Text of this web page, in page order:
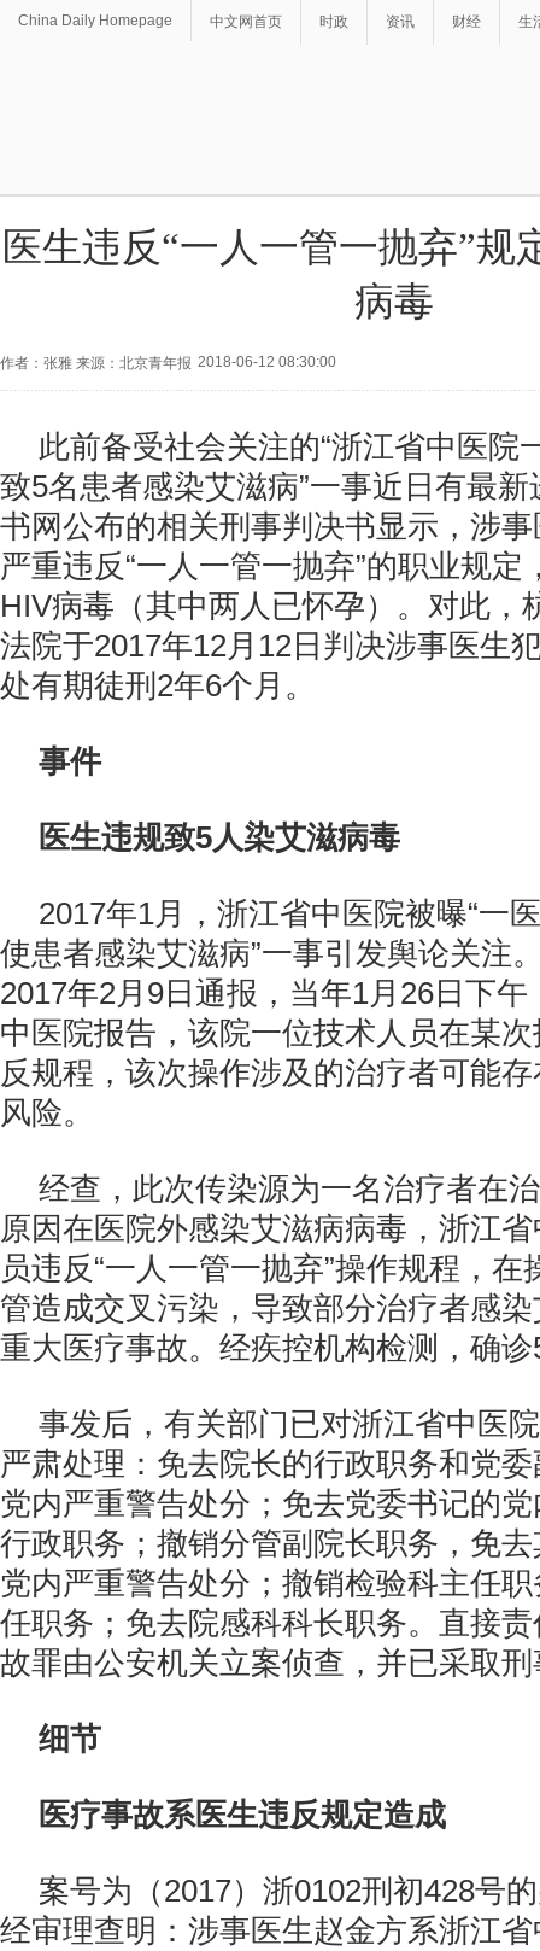
China Daily Homepage 中文网首页 时政 资讯 财经 生
医生违反“一人一管一抛弃”规
病毒
作者：张雅 来源：北京青年报 2018-06-12 08:30:00
此前备受社会关注的“浙江省中医院
致5名患者感染艾滋病”一事近日有最
书网公布的相关刑事判决书显示，涉
严重违反“一人一管一抛弃”的职业规定
HIV病毒（其中两人已怀孕）。对此，
法院于2017年12月12日判决涉事医生
处有期徒刑2年6个月。
事件
医生违规致5人染艾滋病毒
2017年1月，浙江省中医院被曝“一
使患者感染艾滋病”一事引发舆论关注
2017年2月9日通报，当年1月26日下
中医院报告，该院一位技术人员在某
反规程，该次操作涉及的治疗者可能
风险。
经查，此次传染源为一名治疗者在
原因在医院外感染艾滋病病毒，浙江
员违反“一人一管一抛弃”操作规程，
管造成交叉污染，导致部分治疗者感
重大医疗事故。经疾控机构检测，确
事发后，有关部门已对浙江省中医
严肃处理：免去院长的行政职务和党
党内严重警告处分；免去党委书记的
行政职务；撤销分管副院长职务，免
党内严重警告处分；撤销检验科主任
任职务；免去院感科科长职务。直接
故罪由公安机关立案侦查，并已采取
细节
医疗事故系医生违反规定造成
案号为（2017）浙0102刑初428号
经审理查明：涉事医生赵金方系浙江